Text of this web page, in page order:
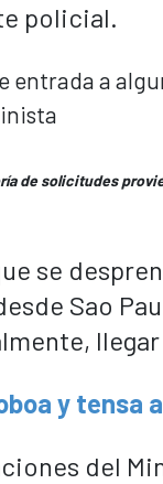
policial.
de solicitudes
se
Sao
y tensa
del